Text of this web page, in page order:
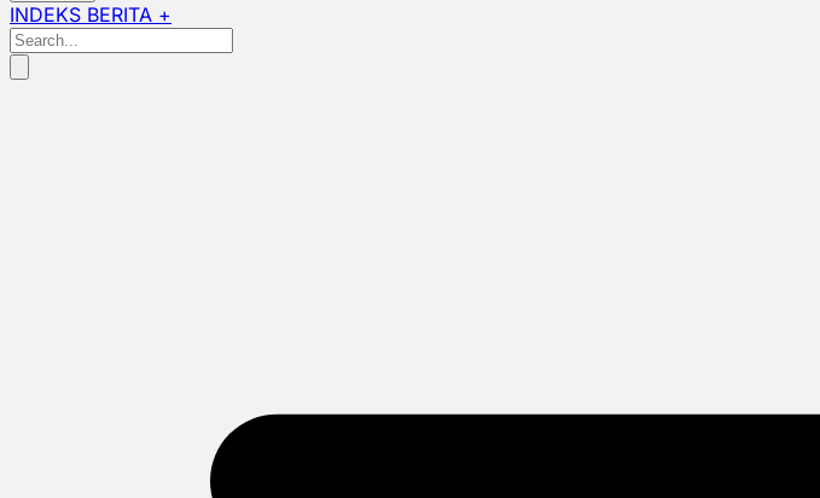
INDEKS BERITA +